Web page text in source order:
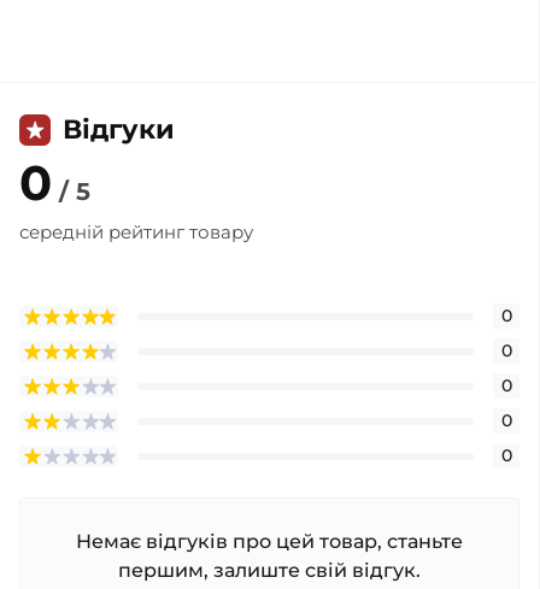
Відгуки
0 / 5
середній рейтинг товару
0
0
0
0
0
Немає відгуків про цей товар, станьте
першим, залиште свій відгук.